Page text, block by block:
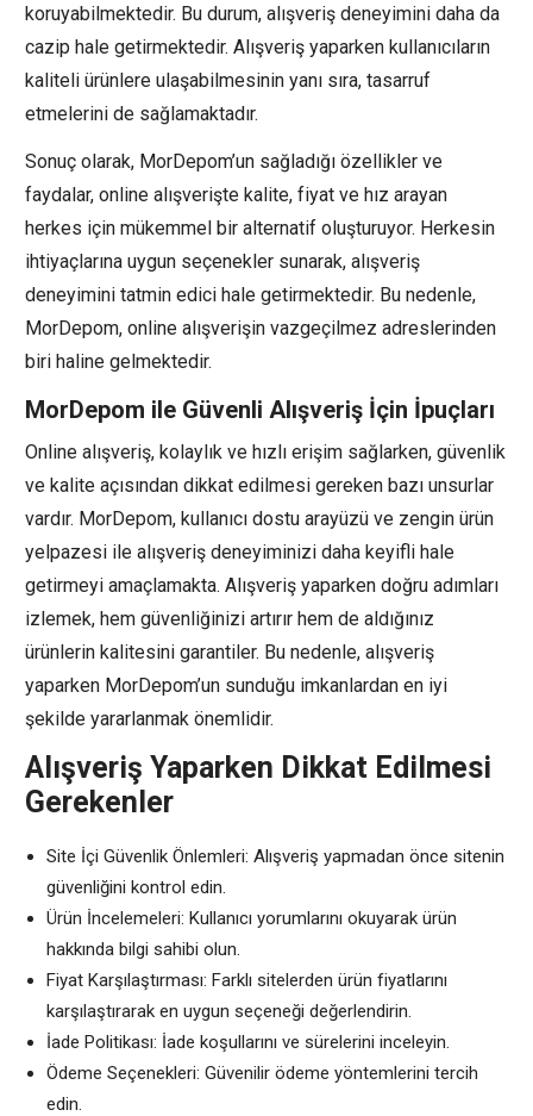
koruyabilmektedir. Bu durum, alışveriş deneyimini daha da
cazip hale getirmektedir. Alışveriş yaparken kullanıcıların
kaliteli ürünlere ulaşabilmesinin yanı sıra, tasarruf
etmelerini de sağlamaktadır.
Sonuç olarak, MorDepom’un sağladığı özellikler ve
faydalar, online alışverişte kalite, fiyat ve hız arayan
herkes için mükemmel bir alternatif oluşturuyor. Herkesin
ihtiyaçlarına uygun seçenekler sunarak, alışveriş
deneyimini tatmin edici hale getirmektedir. Bu nedenle,
MorDepom, online alışverişin vazgeçilmez adreslerinden
biri haline gelmektedir.
MorDepom ile Güvenli Alışveriş İçin İpuçları
Online alışveriş, kolaylık ve hızlı erişim sağlarken, güvenlik
ve kalite açısından dikkat edilmesi gereken bazı unsurlar
vardır. MorDepom, kullanıcı dostu arayüzü ve zengin ürün
yelpazesi ile alışveriş deneyiminizi daha keyifli hale
getirmeyi amaçlamakta. Alışveriş yaparken doğru adımları
izlemek, hem güvenliğinizi artırır hem de aldığınız
ürünlerin kalitesini garantiler. Bu nedenle, alışveriş
yaparken MorDepom’un sunduğu imkanlardan en iyi
şekilde yararlanmak önemlidir.
Alışveriş Yaparken Dikkat Edilmesi
Gerekenler
Site İçi Güvenlik Önlemleri: Alışveriş yapmadan önce sitenin
güvenliğini kontrol edin.
Ürün İncelemeleri: Kullanıcı yorumlarını okuyarak ürün
hakkında bilgi sahibi olun.
Fiyat Karşılaştırması: Farklı sitelerden ürün fiyatlarını
karşılaştırarak en uygun seçeneği değerlendirin.
İade Politikası: İade koşullarını ve sürelerini inceleyin.
Ödeme Seçenekleri: Güvenilir ödeme yöntemlerini tercih
edin.